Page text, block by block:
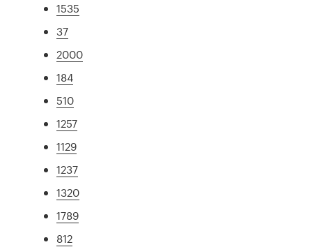
1535
37
2000
184
510
1257
1129
1237
1320
1789
812